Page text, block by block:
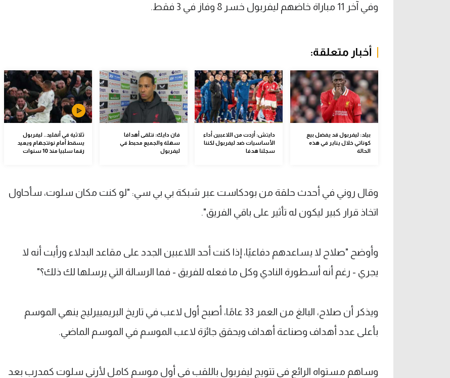
وفي آخر 11 مباراة خاضهم ليفربول خسر 8 وفاز في 3 فقط.
أخبار متعلقة:
بيلد: ليفربول قد يفضل بيع
كوناتي خلال يناير في هذه
الحالة
دايتش: أردت من اللاعبين أداء
الأساسيات ضد ليفربول لكننا
سجلنا هدفا
فان دايك: نتلقى أهدافا
سهلة والجميع محبط في
ليفربول
ثلاثية في أنفليد.. ليفربول
يسقط أمام نونتجهام ويعيد
رقما سلبيا منذ 10 سنوات
وقال روني في أحدث حلقة من بودكاست عبر شبكة بي بي سي: "لو كنت مكان سلوت، سأحاول
اتخاذ قرار كبير ليكون له تأثير على باقي الفريق".
وأوضح "صلاح لا يساعدهم دفاعيًا، إذا كنت أحد اللاعبين الجدد على مقاعد البدلاء ورأيت أنه لا
يجري - رغم أنه أسطورة النادي وكل ما فعله للفريق - فما الرسالة التي يرسلها لك ذلك؟"
ويذكر أن صلاح، البالغ من العمر 33 عامًا، أصبح أول لاعب في تاريخ البريمييرليج ينهي الموسم
بأعلى عدد أهداف وصناعة أهداف ويحقق جائزة لاعب الموسم في الموسم الماضي.
وساهم مستواه الرائع في تتويج ليفربول باللقب في أول موسم كامل لأرني سلوت كمدرب بعد